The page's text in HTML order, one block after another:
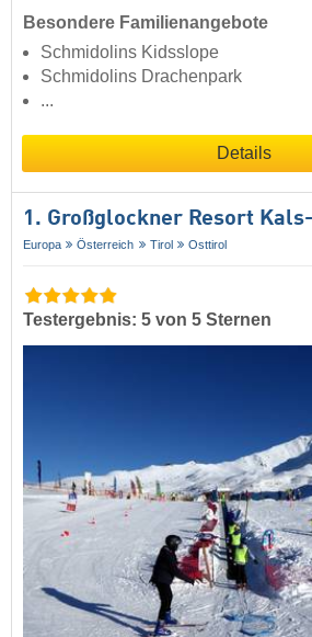
Besondere Familienangebote
Schmidolins Kidsslope
Schmidolins Drachenpark
...
Details
1. Großglockner Resort
Europa Österreich Tirol Osttirol
Testergebnis: 5 von 5 Sternen